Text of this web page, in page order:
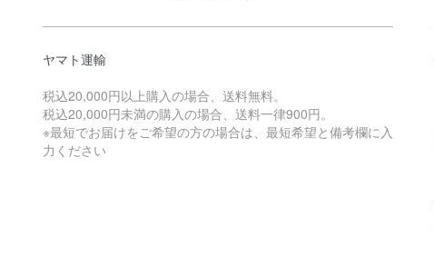
ヤマト運輸
税込20,000円以上購入の場合、送料無料。
税込20,000円未満の購入の場合、送料一律900円。
※最短でお届けをご希望の方の場合は、最短希望と備考欄に入
力ください